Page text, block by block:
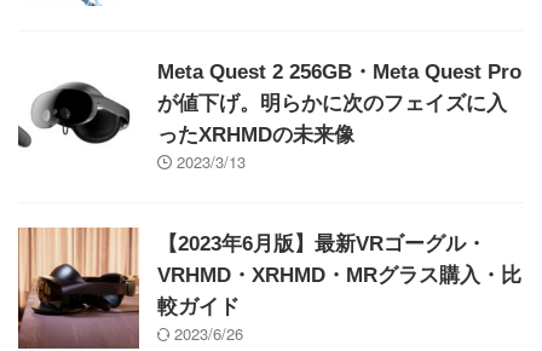
Meta Quest 2 256GB・Meta Quest Pro
が値下げ。明らかに次のフェイズに入
ったXRHMDの未来像
2023/3/13
【2023年6月版】最新VRゴーグル・
VRHMD・XRHMD・MRグラス購入・比
較ガイド
2023/6/26